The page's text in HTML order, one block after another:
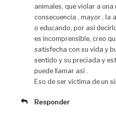
animales, que violar a
consecuencia , mayor , la
o educando, por así
es incomprensible, creo
satisfecha con su vida y
sentido y su preciada y
puede llamar así .
Eso de ser víctima de un
Responder